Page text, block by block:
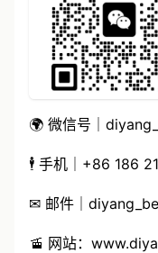
🌍 微信号｜
🕴 手机｜+86 186
✉ 邮件｜
🚡 网站：